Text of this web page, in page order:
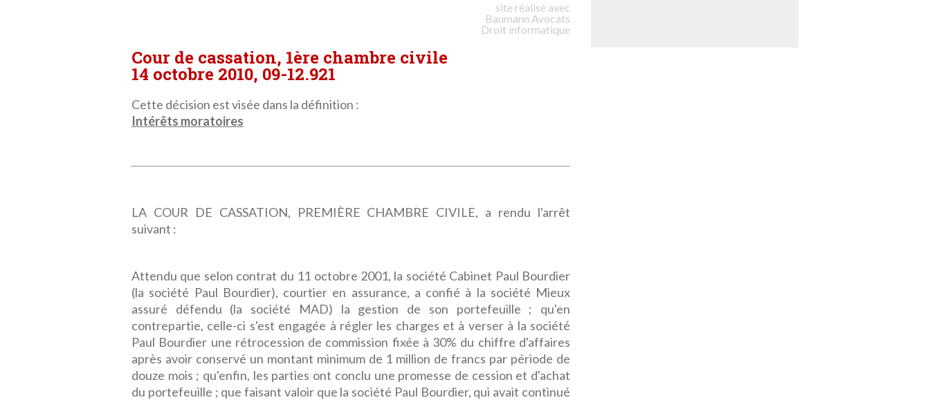
site réalisé avec
Baumann Avocats
Droit informatique
Cour de cassation, 1ère chambre civile
14 octobre 2010, 09-12.921
Cette décision est visée dans la définition :
Intérêts moratoires
LA COUR DE CASSATION, PREMIÈRE CHAMBRE CIVILE, a rendu l'arrêt
suivant :
Attendu que selon contrat du 11 octobre 2001, la société Cabinet Paul Bourdier
(la société Paul Bourdier), courtier en assurance, a confié à la société Mieux
assuré défendu (la société MAD) la gestion de son portefeuille ; qu'en
contrepartie, celle-ci s'est engagée à régler les charges et à verser à la société
Paul Bourdier une rétrocession de commission fixée à 30% du chiffre d'affaires
après avoir conservé un montant minimum de 1 million de francs par période de
douze mois ; qu'enfin, les parties ont conclu une promesse de cession et d'achat
du portefeuille ; que faisant valoir que la société Paul Bourdier, qui avait continué